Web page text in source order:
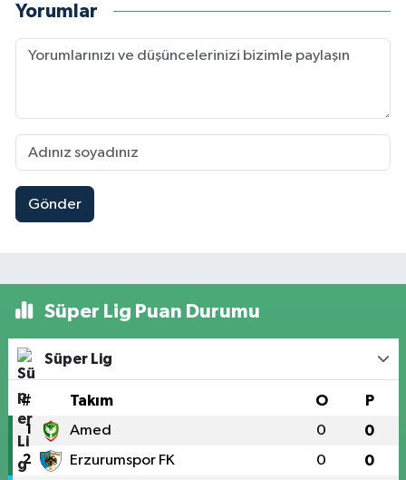
Yorumlar
Gönder
Süper Lig Puan Durumu
Süper Lig
# Takım O P
1 Amed 0 0
2 Erzurumspor FK 0 0